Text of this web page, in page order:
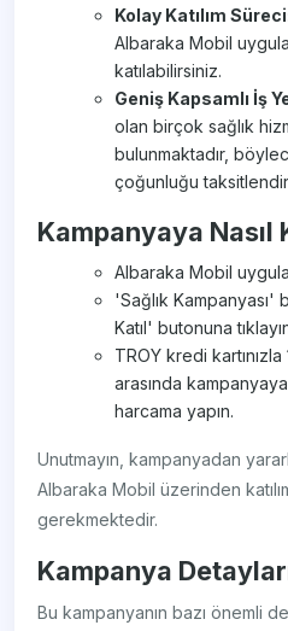
Kolay Katılım
Albaraka Mobil
katılabilirsiniz.
Geniş Kapsamlı İş
olan birçok sağlık
bulunmaktadır,
çoğunluğu
Kampanyaya Nasıl
Albaraka Mobil
'Sağlık
Katıl' butonuna
TROY kredi
arasında
harcama yapın.
Unutmayın, kampanyadan
Albaraka Mobil üzerinden
gerekmektedir.
Kampanya
Bu kampanyanın bazı önemli